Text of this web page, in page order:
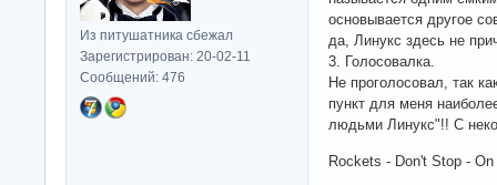
Из питушатника сбежал
Зарегистрирован: 20-02-11
Сообщений: 476
основывается другое
да, Линукс здесь не
3. Голосовалка.
Не проголосовал, так
пункт для меня
людьми Линукс"!! С
Rockets - Don't Stop -